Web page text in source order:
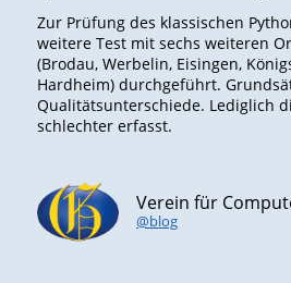
Zur Prüfung des klassischen
weitere Test mit sechs weiteren
(Brodau, Werbelin, Eisingen,
Hardheim) durchgeführt.
Qualitätsunterschiede. Lediglich
schlechter erfasst.
@blog